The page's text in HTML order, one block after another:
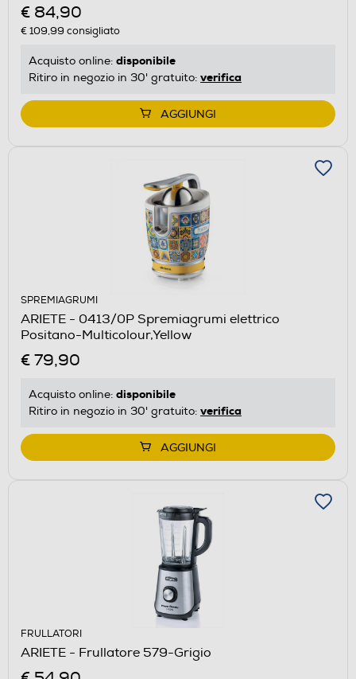
€ 84,90
€ 109,99 consigliato
Acquisto online: disponibile
Ritiro in negozio in 30' gratuito: verifica
AGGIUNGI
SPREMIAGRUMI
ARIETE - 0413/0P Spremiagrumi elettrico
Positano-Multicolour,Yellow
€ 79,90
Acquisto online: disponibile
Ritiro in negozio in 30' gratuito: verifica
AGGIUNGI
FRULLATORI
ARIETE - Frullatore 579-Grigio